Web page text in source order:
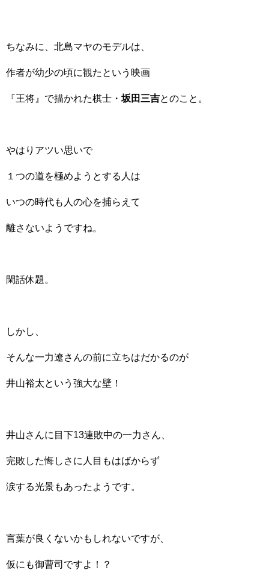
ちなみに、北島マヤのモデルは、
作者が幼少の頃に観たという映画
『王将』で描かれた棋士・ 坂田三吉とのこと。
やはりアツい思いで
１つの道を極めようとする人は
いつの時代も人の心を捕らえて
離さないようですね。
閑話休題。
しかし、
そんな一力遼さんの前に立ちはだかるのが
井山裕太という強大な壁！
井山さんに目下13連敗中の一力さん、
完敗した悔しさに人目もはばからず
涙する光景もあったようです。
言葉が良くないかもしれないですが、
仮にも御曹司ですよ！？